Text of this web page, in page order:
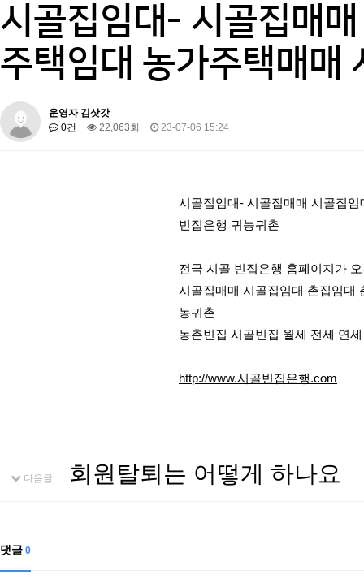
시골집임대- 시골집매
주택임대 농가주택매매
운영자 김삿갓
0건
22,063회 23-07-06 15:24
시골집임대- 시골집매매 시골집
빈집은행 귀농귀촌
전국 시골 빈집은행 홈페이지가
시골집매매 시골집임대 촌집임대
농귀촌
농촌빈집 시골빈집 월세 전세 연
http://www.시골빈집은행.com
다음글 회원탈퇴는 어떻게 하나요
댓글 0